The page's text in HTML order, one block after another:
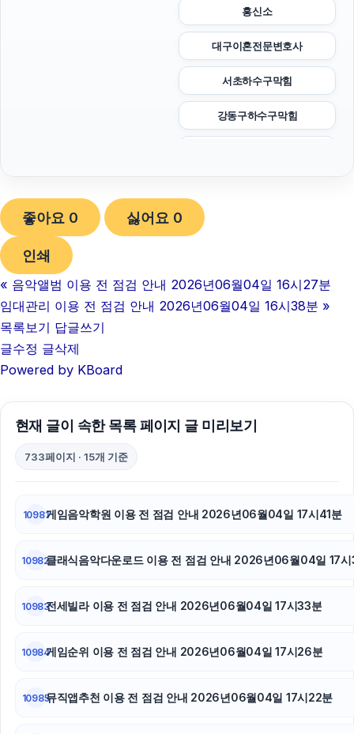
흥신소
대구이혼전문변호사
서초하수구막힘
강동구하수구막힘
부산휴대폰성지
동작하수구막힘
트립닷컴할인코드
강동하수구막힘
인천하수구막힘
좋아요 0 싫어요 0
인쇄
« 음악앨범 이용 전 점검 안내 2026년06월04일 16시27분
임대관리 이용 전 점검 안내 2026년06월04일 16시38분 »
목록보기 답글쓰기
글수정 글삭제
Powered by KBoard
현재 글이 속한 목록 페이지 글 미리보기
733페이지 · 15개 기준
10981게임음악학원 이용 전 점검 안내 2026년06월04일 17시41분
10982클래식음악다운로드 이용 전 점검 안내 2026년06월04일 17
10983전세빌라 이용 전 점검 안내 2026년06월04일 17시33분
10984게임순위 이용 전 점검 안내 2026년06월04일 17시26분
10985뮤직앱추천 이용 전 점검 안내 2026년06월04일 17시22분